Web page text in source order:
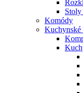
Stoly
Komódy